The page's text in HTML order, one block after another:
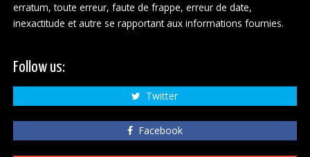
erratum, toute erreur, faute de frappe, erreur de date,
inexactitude et autre se rapportant aux informations fournies.
Follow us:
Twitter
Facebook